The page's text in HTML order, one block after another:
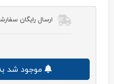
ارسال رایگان سفارشات بالای